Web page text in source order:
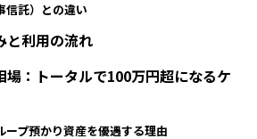
信託）との違い
と利用の流れ
場：トータルで100万円超になるケ
ープ預かり資産を優遇する理由